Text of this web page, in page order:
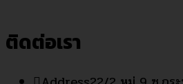
ติดต่อเรา